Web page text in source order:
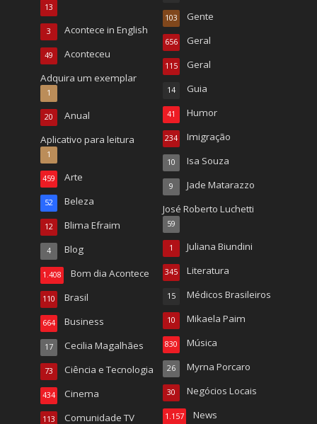
13
Acontece in English
3
Aconteceu
49
Adquira um exemplar
1
Anual
20
Aplicativo para leitura
1
Arte
459
Beleza
52
Blima Efraim
12
Blog
4
Bom dia Acontece
1.408
Brasil
110
Business
664
Cecilia Magalhães
17
Ciência e Tecnologia
73
Cinema
434
Comunidade TV
113
Gente
103
Geral
656
Geral
115
Guia
14
Humor
41
Imigração
234
Isa Souza
10
Jade Matarazzo
9
José Roberto Luchetti
59
Juliana Biundini
1
Literatura
345
Médicos Brasileiros
15
Mikaela Paim
10
Música
830
Myrna Porcaro
26
Negócios Locais
30
News
1.157